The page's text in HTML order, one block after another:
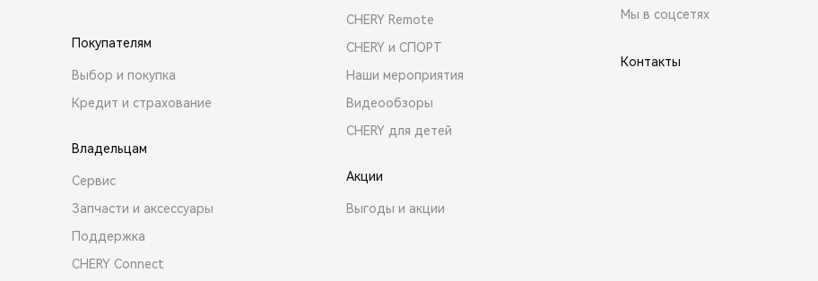
Покупателям
Выбор и покупка
Кредит и страхование
Владельцам
Сервис
Запчасти и аксессуары
Поддержка
CHERY Connect
CHERY Remote
CHERY и СПОРТ
Наши мероприятия
Видеообзоры
CHERY для детей
Акции
Выгоды и акции
Мы в соцсетях
Контакты